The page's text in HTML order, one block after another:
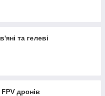
та гелеві
дронів